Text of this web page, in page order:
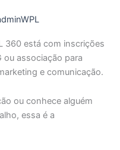
360 está com inscrições
ou associação para
e comunicação.
ou conhece alguém
essa é a